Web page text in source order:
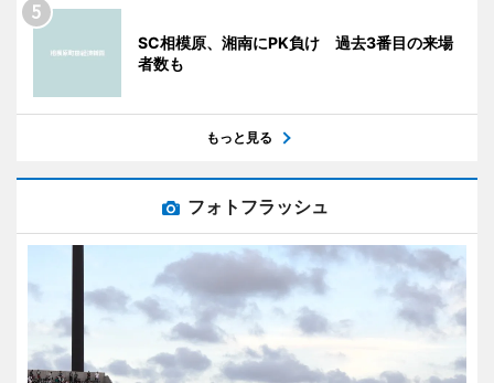
SC相模原、湘南にPK負け 過去3番目の来場
者数も
もっと見る
フォトフラッシュ